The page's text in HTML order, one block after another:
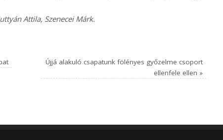
Attila, Szenecei Márk.
Újjá alakuló csapatunk fölényes győzelme csoport
ellenfele ellen »